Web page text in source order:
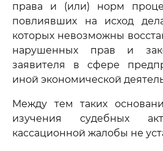
права и (или) норм
повлиявших на исход
которых невозможны
нарушенных прав и
заявителя в сфере
иной экономической
Между тем таких
изучения судебных
кассационной жалобы не